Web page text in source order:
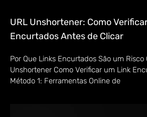
URL Unshortener: Como
Encurtados Antes de Clicar
Por Que Links Encurtados São um Risco
Unshortener Como Verificar um Link
Método 1: Ferramentas Online de